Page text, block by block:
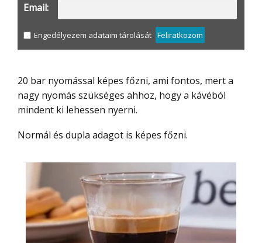
Email:
Engedélyezem adataim tárolását Feliratkozom
20 bar nyomással képes főzni, ami fontos, mert a
nagy nyomás szükséges ahhoz, hogy a kávéból
mindent ki lehessen nyerni.
Normál és dupla adagot is képes főzni.